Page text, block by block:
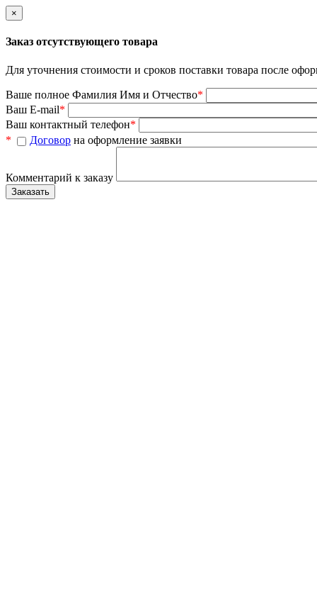
×
Заказ отсутствующего товара
Для уточнения стоимости и сроков поставки товара после
Ваше полное Фамилия Имя и Отчество*
Ваш E-mail*
Ваш контактный телефон*
*
Договор на оформление заявки
Комментарий к заказу